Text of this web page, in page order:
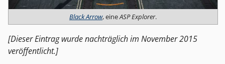
Black Arrow, eineASP Explorer.
[Dieser Eintrag wurde nachträglich im November 2015
veröffentlicht.]